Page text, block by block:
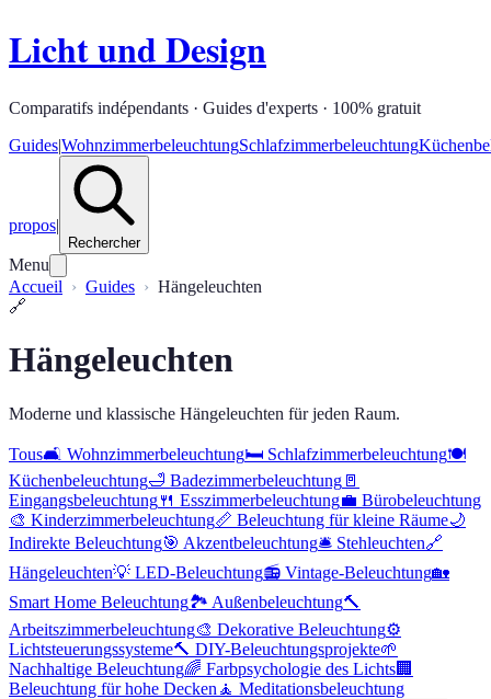
Licht und Design
Comparatifs indépendants · Guides d'experts · 100% gratuit
Guides|WohnzimmerbeleuchtungSchlafzimmerbeleuchtung
propos|
Rechercher
Menu
Accueil
Guides
Hängeleuchten
🔗
Hängeleuchten
Moderne und klassische Hängeleuchten für jeden Raum.
Tous🛋️ Wohnzimmerbeleuchtung🛏️ Schlafzimmerbeleuchtung🍽️
Küchenbeleuchtung🛁 Badezimmerbeleuchtung 🚪
Eingangsbeleuchtung🍴 Esszimmerbeleuchtung💼 Bürobeleuchtung
🎨 Kinderzimmerbeleuchtung📏 Beleuchtung für kleine Räume🌙
Indirekte Beleuchtung🎯 Akzentbeleuchtung🛎️ Stehleuchten🔗
Hängeleuchten💡 LED-Beleuchtung📻 Vintage-Beleuchtung🏡
Smart Home Beleuchtung🏞 Außenbeleuchtung🔨
Arbeitszimmerbeleuchtung🎨 Dekorative Beleuchtung⚙️
Lichtsteuerungssysteme🔨 DIY-Beleuchtungsprojekte🌱
Nachhaltige Beleuchtung🌈 Farbpsychologie des Lichts🏢
Beleuchtung für hohe Decken 🧘 Meditationsbeleuchtung